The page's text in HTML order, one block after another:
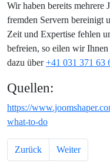
Wir haben bereits mehrere
fremden Servern bereinigt
Zeit und Expertise fehlen
befreien, so eilen wir
dazu über+41 031 371 63
Quellen:
https://
what-to-do
Vorheriger Beitrag:
Zurück Nächster
Weiter